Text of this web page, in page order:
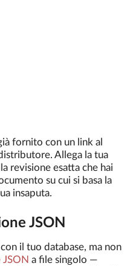
fornito con un link al
Allega la tua
revisione esatta che hai
su cui si basa la
insaputa.
JSON
il tuo database, ma non
a file singolo —